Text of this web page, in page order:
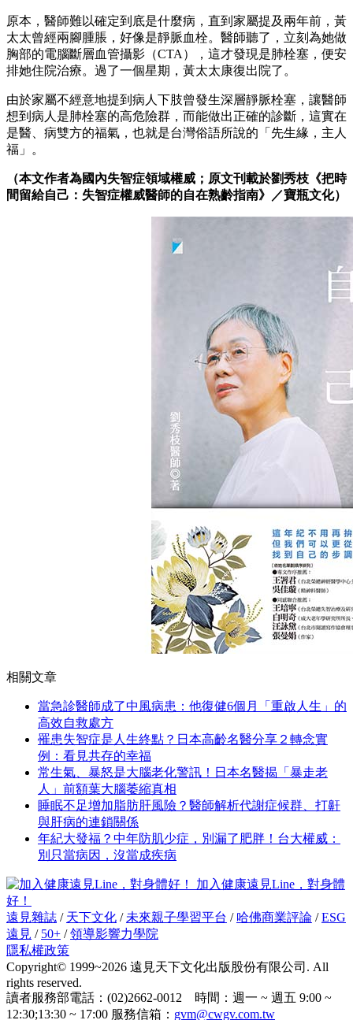
原本，醫師難以確定到底是什麼病，直到家屬提及兩年前，黃
太太曾經兩腳腫脹，好像是靜脈血栓。醫師聽了，立刻為她做
胸部的電腦斷層血管攝影（CTA），這才發現是肺栓塞，便安
排她住院治療。過了一個星期，黃太太康復出院了。
由於家屬不經意地提到病人下肢曾發生深層靜脈栓塞，讓醫師
想到病人是肺栓塞的高危險群，而能做出正確的診斷，這實在
是醫、病雙方的福氣，也就是台灣俗語所說的「先生緣，主人
福」。
（本文作者為國內失智症領域權威；原文刊載於劉秀枝《把時
間留給自己：失智症權威醫師的自在熟齡指南》／寶瓶文化）
相關文章
當急診醫師成了中風病患：他復健6個月「重啟人生」的
高效自救處方
罹患失智症是人生終點？日本高齡名醫分享２轉念實
例：看見共存的幸福
常生氣、暴怒是大腦老化警訊！日本名醫揭「暴走老
人」前額葉大腦萎縮真相
睡眠不足增加脂肪肝風險？醫師解析代謝症候群、打鼾
與肝病的連鎖關係
年紀大發福？中年防肌少症，別漏了肥胖！台大權威：
別只當病因，沒當成疾病
加入健康遠見Line，對身體
好！
遠見雜誌 / 天下文化 / 未來親子學習平台 / 哈佛商業評論 /ESG
遠見 / 50+ /領導影響力學院
隱私權政策
Copyright© 1999~2026 遠見天下文化出版股份有限公司. All
rights reserved.
讀者服務部電話：(02)2662-0012 時間：週一 ~ 週五 9:00 ~
12:30;13:30 ~ 17:00 服務信箱： gvm@cwgv.com.tw